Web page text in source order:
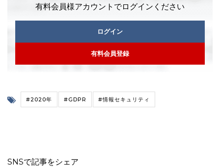
有料会員様アカウントでログインください
ログイン
有料会員登録
#2020年 #GDPR #情報セキュリティ
SNSで記事をシェア